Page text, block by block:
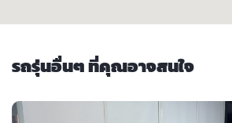
รถรุ่นอื่นๆ ที่คุณอาจสนใจ